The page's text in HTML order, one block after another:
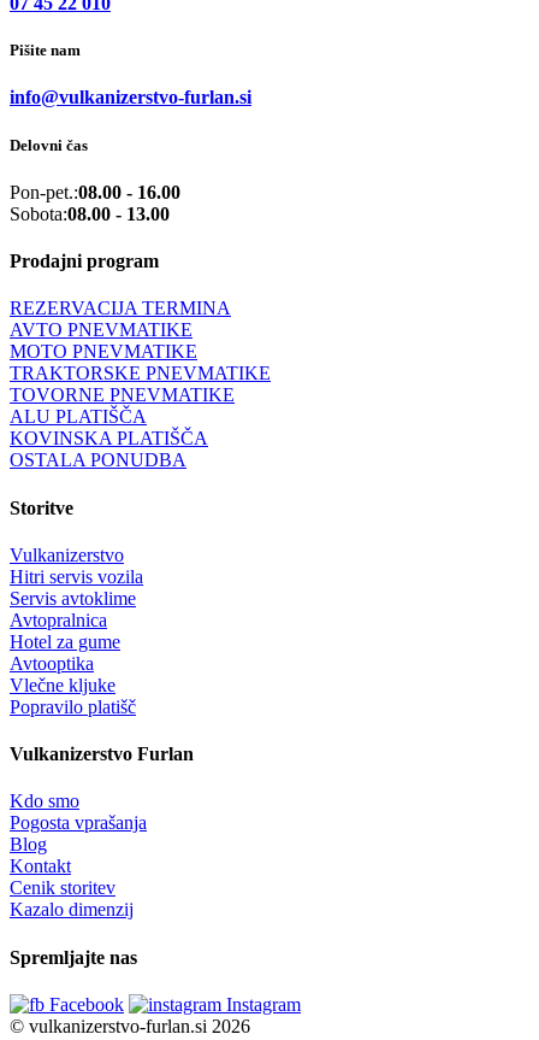
Pišite nam
info@vulkanizerstvo-furlan.si
Delovni čas
Pon-pet.:08.00 - 16.00
Sobota:08.00 - 13.00
Prodajni program
REZERVACIJA TERMINA
AVTO PNEVMATIKE
MOTO PNEVMATIKE
TRAKTORSKE PNEVMATIKE
TOVORNE PNEVMATIKE
ALU PLATIŠČA
KOVINSKA PLATIŠČA
OSTALA PONUDBA
Storitve
Vulkanizerstvo
Hitri servis vozila
Servis avtoklime
Avtopralnica
Hotel za gume
Avtooptika
Vlečne kljuke
Popravilo platišč
Vulkanizerstvo Furlan
Kdo smo
Pogosta vprašanja
Blog
Kontakt
Cenik storitev
Kazalo dimenzij
Spremljajte nas
Facebook
Instagram
© vulkanizerstvo-furlan.si 2026